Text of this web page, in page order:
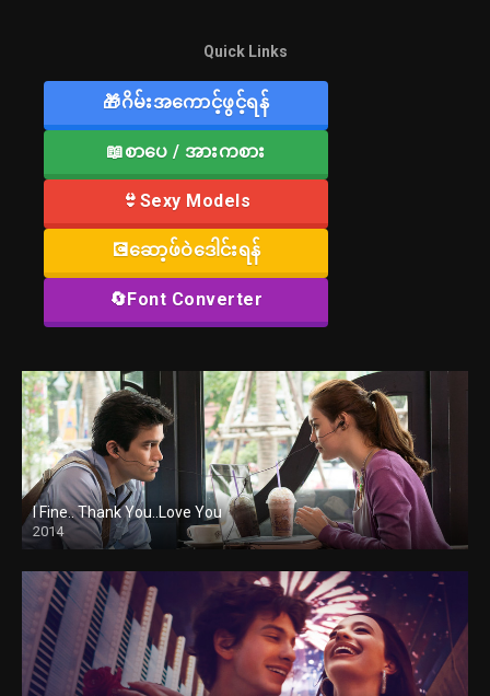
Quick Links
🎁ဂိမ်းအကောင့်ဖွင့်ရန်
📖စာပေ / အားကစား
👙Sexy Models
💽ဆော့ဖ်ဝဲဒေါင်းရန်
🔄Font Converter
I Fine.. Thank You..Love You
2014